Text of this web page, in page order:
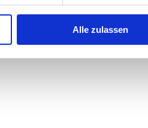
Alle zulassen